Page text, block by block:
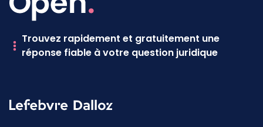
Trouvez rapidement et gratuitement une
réponse fiable à votre question juridique